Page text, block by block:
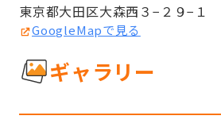
東京都大田区大森西３−２９−１
GoogleMapで見る
ギャラリー